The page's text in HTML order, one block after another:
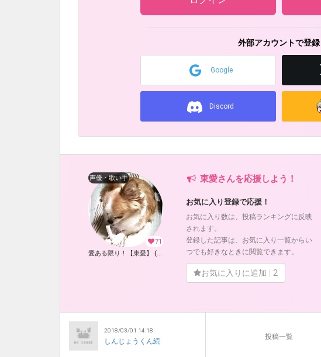
外部アカウントで登録
Google
Discord
71
声優・歌い手
愛ある限り！【東愛】 (東愛)
東愛さんを応援しよう！
お気に入り登録で応援！
お気に入り数は、投稿ランキングに反映
されます。
登録した記事は、お気に入り一覧からい
つでも好きなときに閲覧できます。
お気に入りに追加 2
2018/03/01 14:18
しんじょうくん続
投稿一覧